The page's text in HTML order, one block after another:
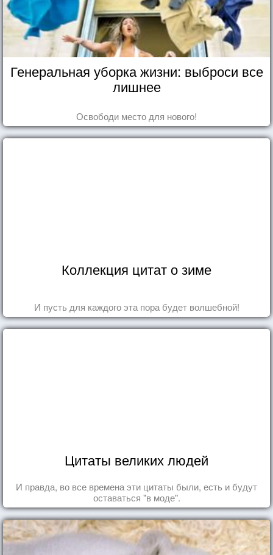
Генеральная уборка жизни: выброси все
лишнее
Освободи место для нового!
Коллекция цитат о зиме
И пусть для каждого эта пора будет волшебной!
Цитаты великих людей
И правда, во все времена эти цитаты были, есть и будут
оставаться "в моде".